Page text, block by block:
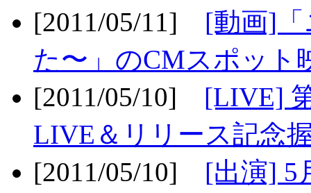
[2011/05/11] [動画]
た〜」のCMスポット
[2011/05/10] [LIVE]
LIVE＆リリース記念
[2011/05/10] [出演] 5